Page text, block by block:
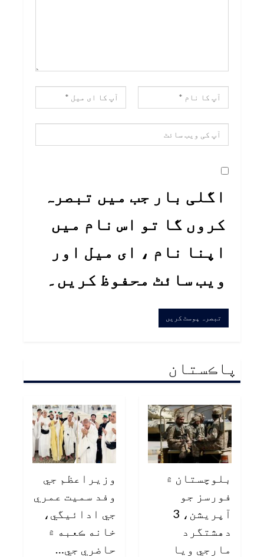
اگلی بار جب میں تبصرہ
کروں گا تو اس نام میں
اپنا نام ، ای میل اور
ویب سائٹ محفوظ کریں۔
پاڪستان
بلوچستان ۾
فورسز جو
آپريشن، 3
دهشتگرد
مارجي ويا
وزيراعظم جي
وفد سميت عمري
جي ادائيگي،
خانه ڪعبه ۾
حاضري جي…